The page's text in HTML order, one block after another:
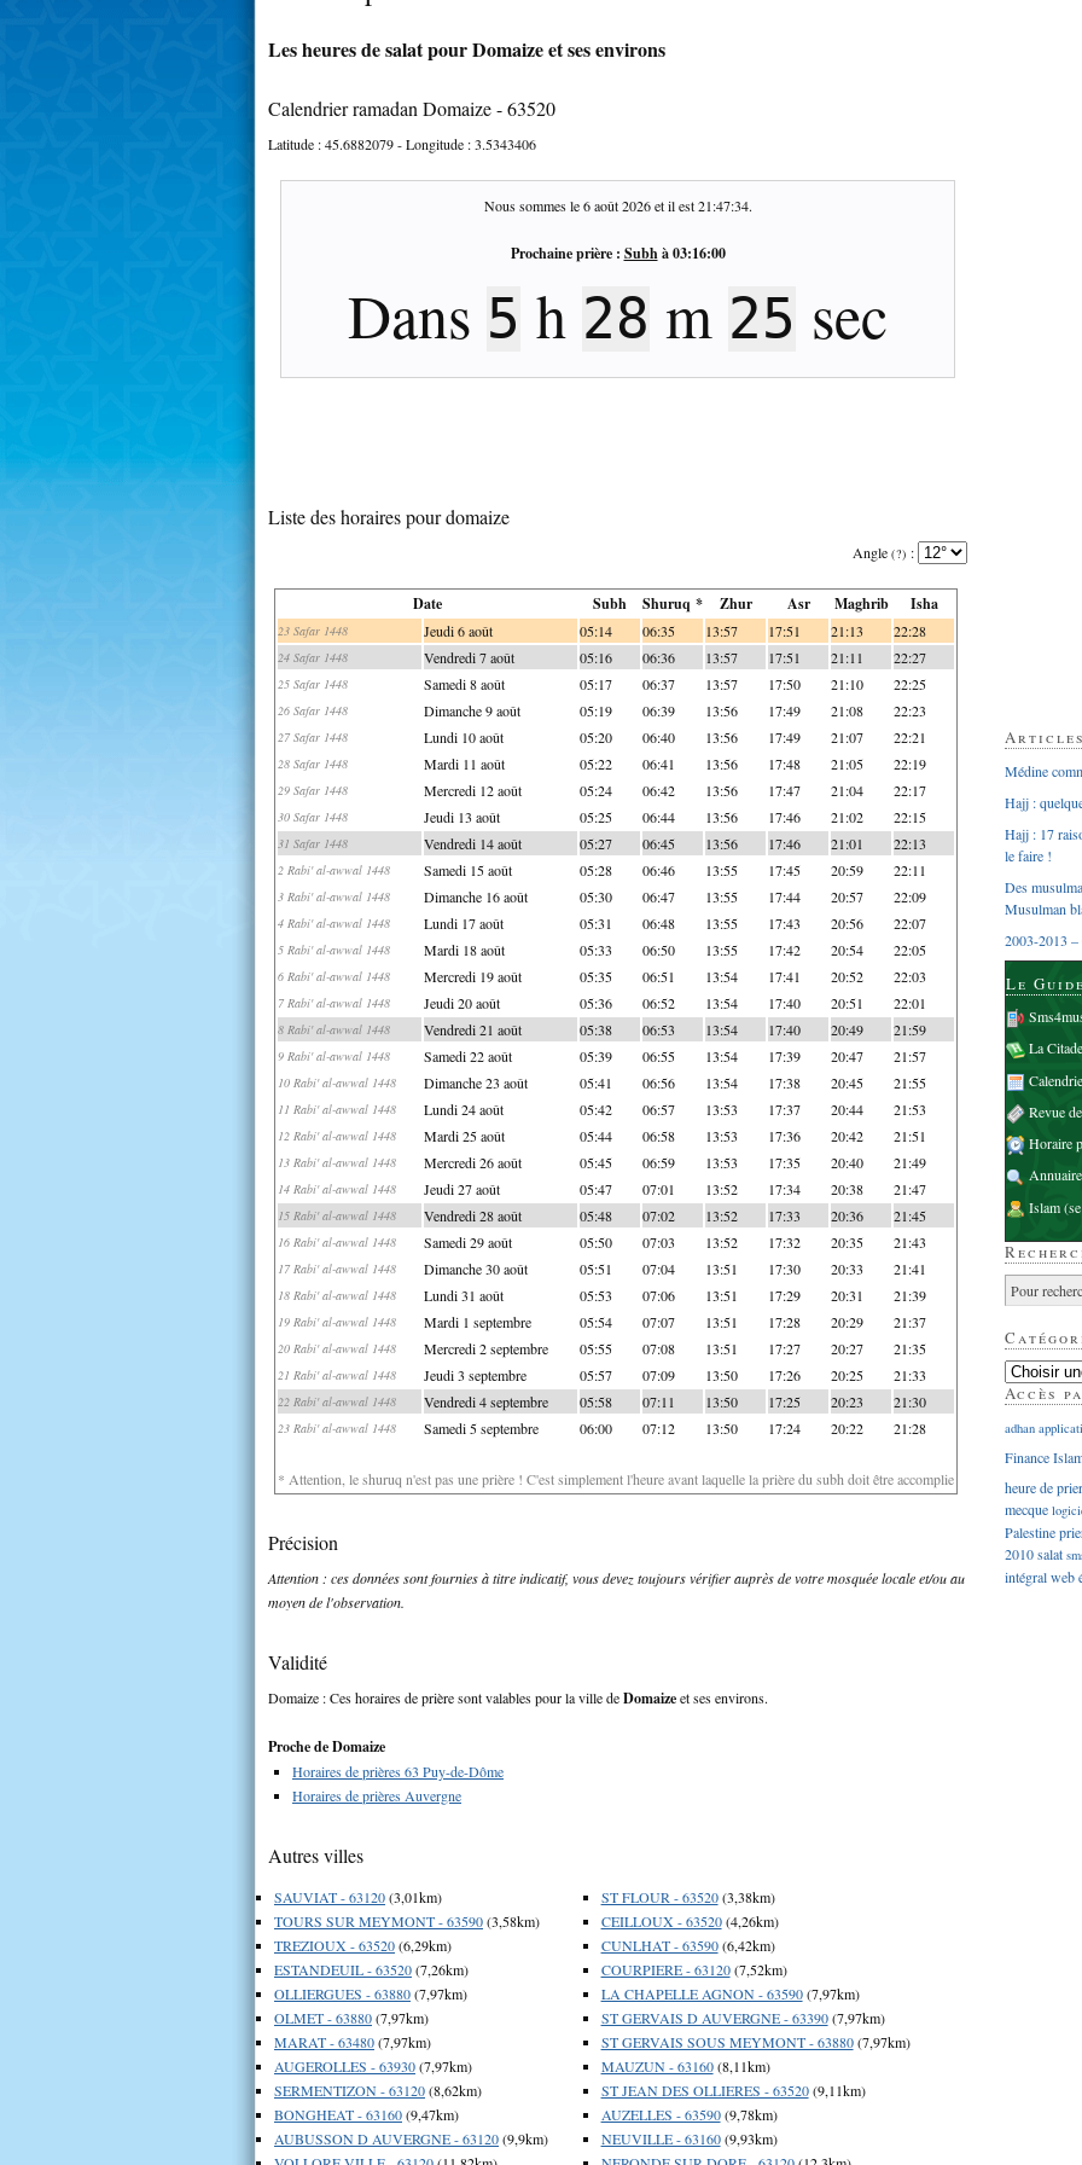
Les heures de salat pour Domaize et ses environs
Calendrier ramadan Domaize - 63520
Latitude :45.6882079- Longitude :3.5343406
Nous sommes le6 août 2026et il est21:47:34.
Prochaine prière : Subhà03:16:00
Dans 5 h 28 m 25 sec
Liste des horaires pour domaize
Angle (?) :
Date Subh Shuruq * Zhur Asr Maghrib Isha
23 Safar 1448 Jeudi 6 août 05:14 06:35 13:57 17:51 21:13 22:28
24 Safar 1448 Vendredi 7 août 05:16 06:36 13:57 17:51 21:11 22:27
25 Safar 1448 Samedi 8 août 05:17 06:37 13:57 17:50 21:10 22:25
26 Safar 1448 Dimanche 9 août 05:19 06:39 13:56 17:49 21:08 22:23
27 Safar 1448 Lundi 10 août 05:20 06:40 13:56 17:49 21:07 22:21
28 Safar 1448 Mardi 11 août 05:22 06:41 13:56 17:48 21:05 22:19
29 Safar 1448 Mercredi 12 août 05:24 06:42 13:56 17:47 21:04 22:17
30 Safar 1448 Jeudi 13 août 05:25 06:44 13:56 17:46 21:02 22:15
31 Safar 1448 Vendredi 14 août 05:27 06:45 13:56 17:46 21:01 22:13
2 Rabi' al-awwal 1448 Samedi 15 août 05:28 06:46 13:55 17:45 20:59 22:11
3 Rabi' al-awwal 1448 Dimanche 16 août 05:30 06:47 13:55 17:44 20:57 22:09
4 Rabi' al-awwal 1448 Lundi 17 août 05:31 06:48 13:55 17:43 20:56 22:07
5 Rabi' al-awwal 1448 Mardi 18 août 05:33 06:50 13:55 17:42 20:54 22:05
6 Rabi' al-awwal 1448 Mercredi 19 août 05:35 06:51 13:54 17:41 20:52 22:03
7 Rabi' al-awwal 1448 Jeudi 20 août 05:36 06:52 13:54 17:40 20:51 22:01
8 Rabi' al-awwal 1448 Vendredi 21 août 05:38 06:53 13:54 17:40 20:49 21:59
9 Rabi' al-awwal 1448 Samedi 22 août 05:39 06:55 13:54 17:39 20:47 21:57
10 Rabi' al-awwal 1448 Dimanche 23 août 05:41 06:56 13:54 17:38 20:45 21:55
11 Rabi' al-awwal 1448 Lundi 24 août 05:42 06:57 13:53 17:37 20:44 21:53
12 Rabi' al-awwal 1448 Mardi 25 août 05:44 06:58 13:53 17:36 20:42 21:51
13 Rabi' al-awwal 1448 Mercredi 26 août 05:45 06:59 13:53 17:35 20:40 21:49
14 Rabi' al-awwal 1448 Jeudi 27 août 05:47 07:01 13:52 17:34 20:38 21:47
15 Rabi' al-awwal 1448 Vendredi 28 août 05:48 07:02 13:52 17:33 20:36 21:45
16 Rabi' al-awwal 1448 Samedi 29 août 05:50 07:03 13:52 17:32 20:35 21:43
17 Rabi' al-awwal 1448 Dimanche 30 août 05:51 07:04 13:51 17:30 20:33 21:41
18 Rabi' al-awwal 1448 Lundi 31 août 05:53 07:06 13:51 17:29 20:31 21:39
19 Rabi' al-awwal 1448 Mardi 1 septembre 05:54 07:07 13:51 17:28 20:29 21:37
20 Rabi' al-awwal 1448 Mercredi 2 septembre 05:55 07:08 13:51 17:27 20:27 21:35
21 Rabi' al-awwal 1448 Jeudi 3 septembre 05:57 07:09 13:50 17:26 20:25 21:33
22 Rabi' al-awwal 1448 Vendredi 4 septembre 05:58 07:11 13:50 17:25 20:23 21:30
23 Rabi' al-awwal 1448 Samedi 5 septembre 06:00 07:12 13:50 17:24 20:22 21:28
* Attention, le shuruq n'est pas une prière ! C'est simplement l'heure avant laquelle la prière du subh doit être accomplie
Précision
Attention : ces données sont fournies à titre indicatif, vous devez toujours vérifier auprès de votre mosquée locale et/ou au
moyen de l'observation.
Validité
Domaize : Ces horaires de prière sont valables pour la ville deDomaizeet ses environs.
Proche de Domaize
Horaires de prières 63 Puy-de-Dôme
Horaires de prières Auvergne
Autres villes
SAUVIAT - 63120(3,01km)
TOURS SUR MEYMONT - 63590(3,58km)
TREZIOUX - 63520(6,29km)
ESTANDEUIL - 63520(7,26km)
OLLIERGUES - 63880(7,97km)
OLMET - 63880(7,97km)
MARAT - 63480(7,97km)
AUGEROLLES - 63930(7,97km)
SERMENTIZON - 63120(8,62km)
BONGHEAT - 63160(9,47km)
AUBUSSON D AUVERGNE - 63120(9,9km)
ST FLOUR - 63520(3,38km)
CEILLOUX - 63520(4,26km)
CUNLHAT - 63590(6,42km)
COURPIERE - 63120(7,52km)
LA CHAPELLE AGNON - 63590(7,97km)
ST GERVAIS D AUVERGNE - 63390(7,97km)
ST GERVAIS SOUS MEYMONT - 63880(7,97km)
MAUZUN - 63160(8,11km)
ST JEAN DES OLLIERES - 63520(9,11km)
AUZELLES - 63590(9,78km)
NEUVILLE - 63160(9,93km)
Médine
Hajj :
Hajj : 17
le faire !
Des
Musulman
2003-2013 –
Le
La
Revue
Horaire
Islam
Accès
adhan
Finance
heure de
mecque
Palestine
2010salat
intégralweb